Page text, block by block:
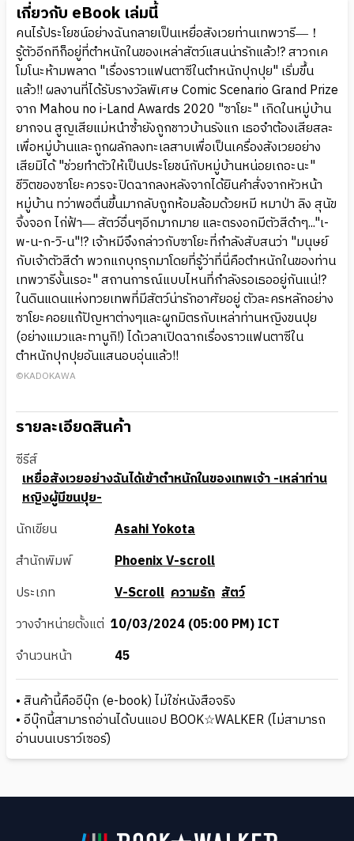
เกี่ยวกับ eBook เล่มนี้
คนไร้ประโยชน์อย่างฉันกลายเป็นเหยื่อสังเวยท่านเทพวารี―！
รู้ตัวอีกทีก็อยู่ที่ตำหนักในของเหล่าสัตว์แสนน่ารักแล้ว!? สาวกเค
โมโนะห้ามพลาด "เรื่องราวแฟนตาซีในตำหนักปุกปุย" เริ่มขึ้น
แล้ว!! ผลงานที่ได้รับรางวัลพิเศษ Comic Scenario Grand Prize
จาก Mahou no i-Land Awards 2020 "ซาโยะ" เกิดในหมู่บ้าน
ยากจน สูญเสียแม่หนำซ้ำยังถูกชาวบ้านรังแก เธอจำต้องเสียสละ
เพื่อหมู่บ้านและถูกผลักลงทะเลสาบเพื่อเป็นเครื่องสังเวยอย่าง
เสียมิได้ "ช่วยทำตัวให้เป็นประโยชน์กับหมู่บ้านหน่อยเถอะนะ"
ชีวิตของซาโยะควรจะปิดฉากลงหลังจากได้ยินคำสั่งจากหัวหน้า
หมู่บ้าน ทว่าพอตื่นขึ้นมากลับถูกห้อมล้อมด้วยหมี หมาป่า ลิง สุนัข
จิ้งจอก ไก่ฟ้า― สัตว์อื่นๆอีกมากมาย และตรงอกมีตัวสีดำๆ..."เ-
พ-น-ก-วิ-น"!? เจ้าหมีจึงกล่าวกับซาโยะที่กำลังสับสนว่า "มนุษย์
กับเจ้าตัวสีดำ พวกแกบุกรุกมาโดยที่รู้ว่าที่นี่คือตำหนักในของท่าน
เทพวารีงั้นเรอะ" สถานการณ์แบบไหนที่กำลังรอเธออยู่กันแน่!?
ในดินแดนแห่งทวยเทพที่มีสัตว์น่ารักอาศัยอยู่ ตัวละครหลักอย่าง
ซาโยะคอยแก้ปัญหาต่างๆและผูกมิตรกับเหล่าท่านหญิงขนปุย
(อย่างแมวและทานูกิ!) ได้เวลาเปิดฉากเรื่องราวแฟนตาซีใน
ตำหนักปุกปุยอันแสนอบอุ่นแล้ว!!
©KADOKAWA
รายละเอียดสินค้า
ซีรีส์
เหยื่อสังเวยอย่างฉันได้เข้าตำหนักในของเทพเจ้า -เหล่าท่าน
หญิงผู้มีขนปุย-
นักเขียน
Asahi Yokota
สำนักพิมพ์
Phoenix V-scroll
ประเภท
V-Scroll ความรัก สัตว์
วางจำหน่ายตั้งแต่ 10/03/2024 (05:00 PM) ICT
จำนวนหน้า
45
• สินค้านี้คืออีบุ๊ก (e-book) ไม่ใช่หนังสือจริง
• อีบุ๊กนี้สามารถอ่านได้บนแอป BOOK☆WALKER (ไม่สามารถ
อ่านบนเบราว์เซอร์)